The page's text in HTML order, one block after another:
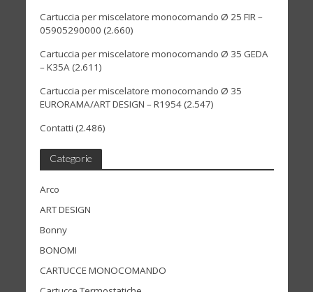
Cartuccia per miscelatore monocomando Ø 25 FIR –
05905290000 (2.660)
Cartuccia per miscelatore monocomando Ø 35 GEDA
– K35A(2.611)
Cartuccia per miscelatore monocomando Ø 35
EURORAMA/ART DESIGN – R1954(2.547)
Contatti (2.486)
Categorie
Arco
ART DESIGN
Bonny
BONOMI
CARTUCCE MONOCOMANDO